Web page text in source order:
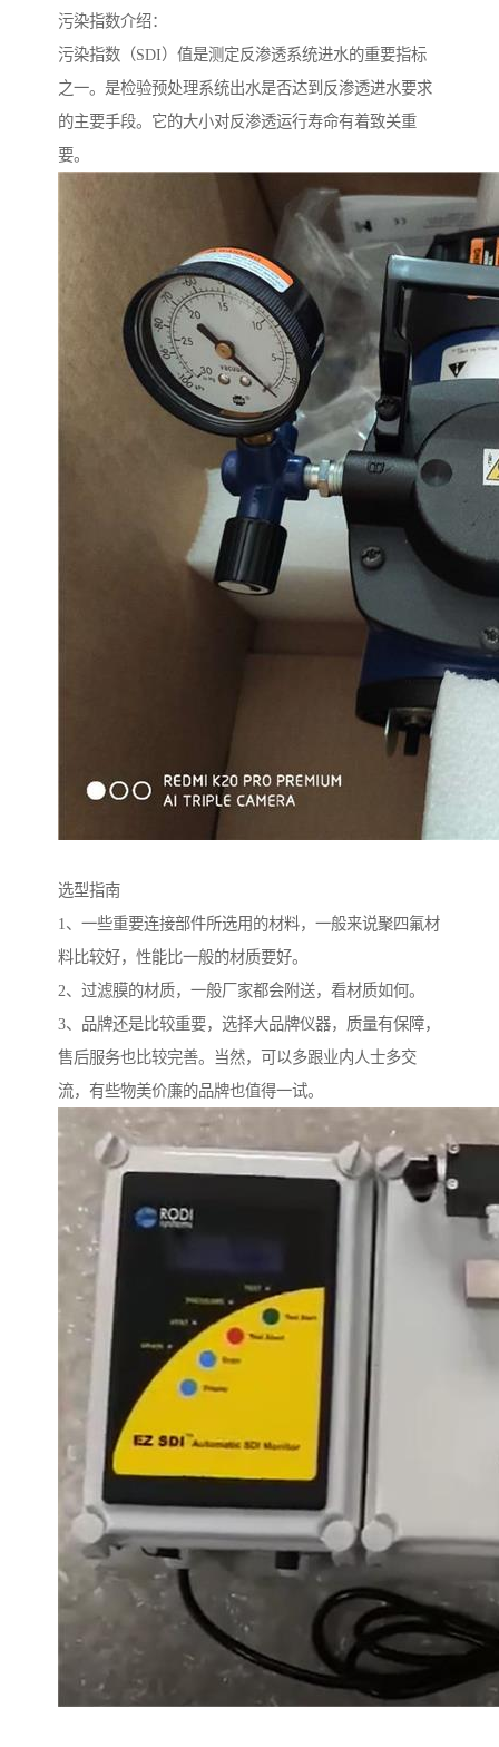
污染指数介绍：
污染指数（SDI）值是测定反渗透系统进水的重要指标
之一。是检验预处理系统出水是否达到反渗透进水要求
的主要手段。它的大小对反渗透运行寿命有着致关重
要。
选型指南
1、一些重要连接部件所选用的材料，一般来说聚四氟材
料比较好，性能比一般的材质要好。
2、过滤膜的材质，一般厂家都会附送，看材质如何。
3、品牌还是比较重要，选择大品牌仪器，质量有保障，
售后服务也比较完善。当然，可以多跟业内人士多交
流，有些物美价廉的品牌也值得一试。